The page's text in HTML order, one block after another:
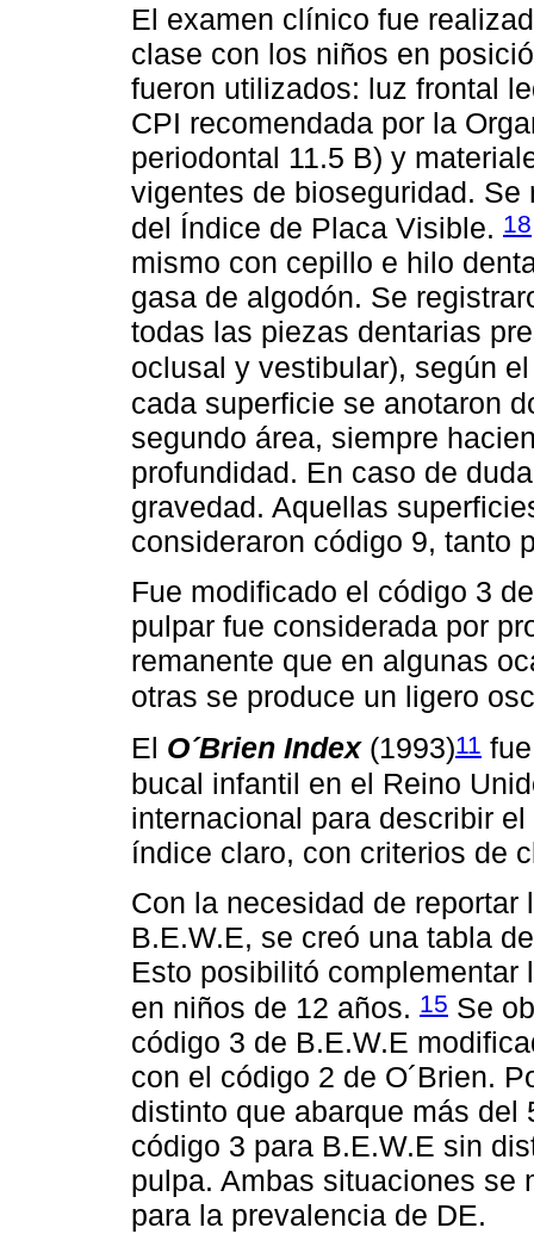
El examen clínico fue
clase con los niños en
fueron utilizados: luz frontal
CPI recomendada por la
periodontal 11.5 B) y
vigentes de bioseguridad.
del Índice de Placa Visible. 18
mismo con cepillo e hilo
gasa de algodón. Se
todas las piezas dentarias
oclusal y vestibular), según
cada superficie se anotaron
segundo área, siempre
profundidad. En caso de
gravedad. Aquellas
consideraron código 9, tanto
Fue modificado el código 3
pulpar fue considerada por
remanente que en algunas
otras se produce un ligero
El O´Brien Index (1993)11
bucal infantil en el Reino
internacional para describir
índice claro, con criterios de
Con la necesidad de
B.E.W.E, se creó una tabla
Esto posibilitó
en niños de 12 años. 15 Se
código 3 de B.E.W.E
con el código 2 de O´Brien.
distinto que abarque más
código 3 para B.E.W.E sin
pulpa. Ambas situaciones se
para la prevalencia de DE.